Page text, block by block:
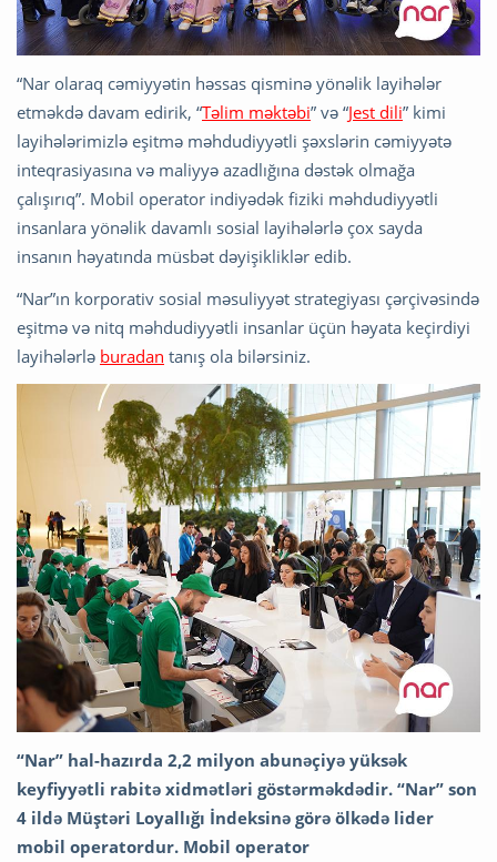
“Nar olaraq cəmiyyətin həssas qisminə yönəlik layihələr
etməkdə davam edirik, “Təlim məktəbi” və “Jest dili” kimi
layihələrimizlə eşitmə məhdudiyyətli şəxslərin cəmiyyətə
inteqrasiyasına və maliyyə azadlığına dəstək olmağa
çalışırıq”. Mobil operator indiyədək fiziki məhdudiyyətli
insanlara yönəlik davamlı sosial layihələrlə çox sayda
insanın həyatında müsbət dəyişikliklər edib.
“Nar”ın korporativ sosial məsuliyyət strategiyası çərçivəsində
eşitmə və nitq məhdudiyyətli insanlar üçün həyata keçirdiyi
layihələrlə buradan tanış ola bilərsiniz.
“Nar” hal-hazırda 2,2 milyon abunəçiyə yüksək
keyfiyyətli rabitə xidmətləri göstərməkdədir. “Nar” son
4 ildə Müştəri Loyallığı İndeksinə görə ölkədə lider
mobil operatordur. Mobil operator